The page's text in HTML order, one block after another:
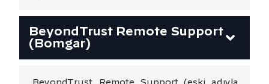
BeyondTrust Remote Support
(Bomgar)